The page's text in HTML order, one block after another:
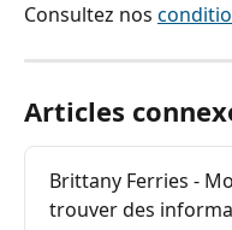
Consultez nos
Articles
Brittany Ferries -
trouver des